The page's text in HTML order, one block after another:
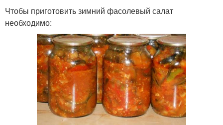
Чтобы приготовить зимний фасолевый салат
необходимо: